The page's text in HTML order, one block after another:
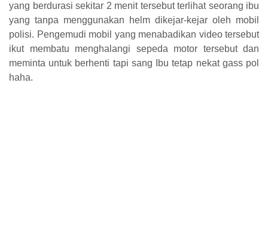
yang berdurasi sekitar 2 menit tersebut terlihat seorang ibu
yang tanpa menggunakan helm dikejar-kejar oleh mobil
polisi. Pengemudi mobil yang menabadikan video tersebut
ikut membatu menghalangi sepeda motor tersebut dan
meminta untuk berhenti tapi sang Ibu tetap nekat gass pol
haha.